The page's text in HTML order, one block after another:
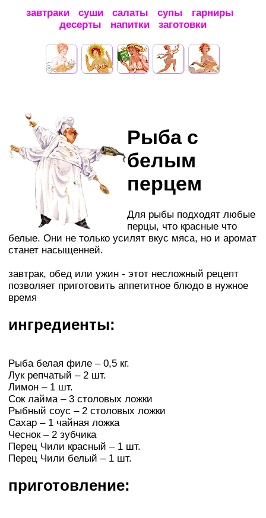
завтраки суши салаты супы
гарниры
десерты
напитки заготовки
Рыба с
белым
перцем
Для рыбы подходят любые
перцы, что красные что
белые. Они не только усилят вкус мяса, но и аромат
станет насыщенней.
завтрак, обед или ужин - этот несложный рецепт
позволяет приготовить аппетитное блюдо в нужное
время
ингредиенты:
Рыба белая филе – 0,5 кг.
Лук репчатый – 2 шт.
Лимон – 1 шт.
Сок лайма – 3 столовых ложки
Рыбный соус – 2 столовых ложки
Сахар – 1 чайная ложка
Чеснок – 2 зубчика
Перец Чили красный – 1 шт.
Перец Чили белый – 1 шт.
приготовление: